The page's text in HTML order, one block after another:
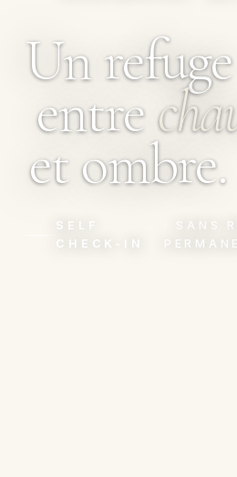
Un refuge
entre
et ombre.
SELF
CHECK-IN
· SANS